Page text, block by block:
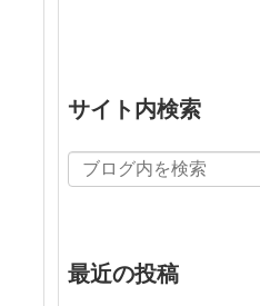
サイト内検索
最近の投稿